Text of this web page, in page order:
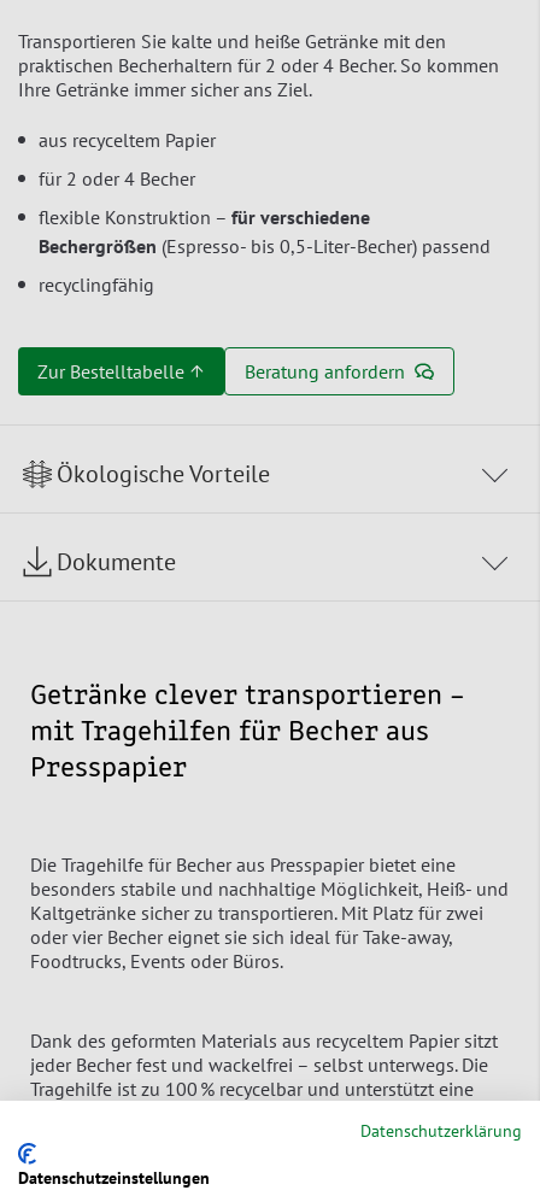
Transportieren Sie kalte und heiße Getränke mit den
praktischen Becherhaltern für 2 oder 4 Becher. So kommen
Ihre Getränke immer sicher ans Ziel.
aus recyceltem Papier
für 2 oder 4 Becher
flexible Konstruktion – für verschiedene
Bechergrößen (Espresso- bis 0,5-Liter-Becher) passend
recyclingfähig
Zur Bestelltabelle ↑ Beratung anfordern
Ökologische Vorteile
Dokumente
Getränke clever transportieren –
mit Tragehilfen für Becher aus
Presspapier
Die Tragehilfe für Becher aus Presspapier bietet eine
besonders stabile und nachhaltige Möglichkeit, Heiß- und
Kaltgetränke sicher zu transportieren. Mit Platz für zwei
oder vier Becher eignet sie sich ideal für Take-away,
Foodtrucks, Events oder Büros.
Dank des geformten Materials aus recyceltem Papier sitzt
jeder Becher fest und wackelfrei – selbst unterwegs. Die
Tragehilfe ist zu 100 % recycelbar und unterstützt eine
Datenschutzerklärung
Datenschutzeinstellungen